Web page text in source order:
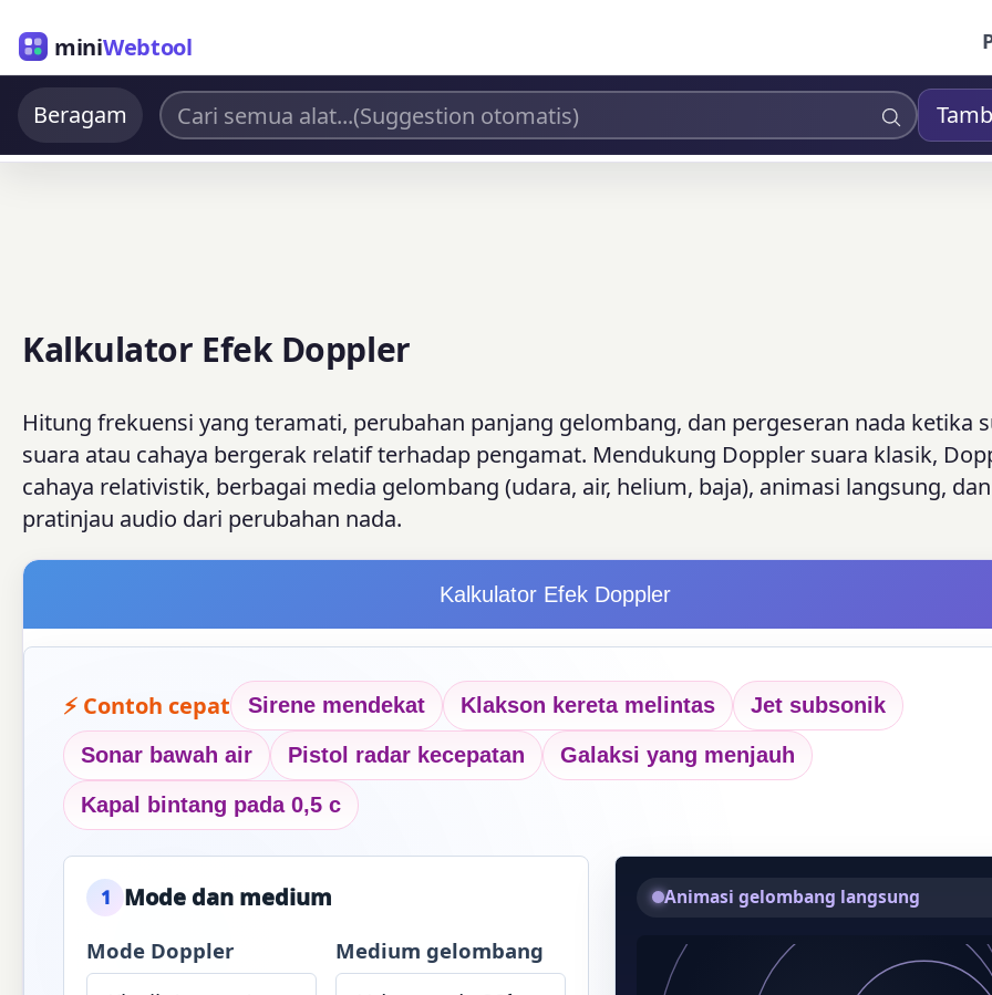
miniWebtool
Beragam
Kalkulator Efek Doppler
Hitung frekuensi yang teramati, perubahan panjang gelombang, dan pergeseran nada ketika
suara atau cahaya bergerak relatif terhadap pengamat. Mendukung Doppler suara klasik,
cahaya relativistik, berbagai media gelombang (udara, air, helium, baja), animasi langsung, dan
pratinjau audio dari perubahan nada.
Kalkulator Efek Doppler
⚡ Contoh cepat Sirene mendekat Klakson kereta melintas Jet subsonik
Sonar bawah air Pistol radar kecepatan Galaksi yang menjauh
Kapal bintang pada 0,5 c
1 Mode dan medium
Mode Doppler Medium gelombang
Animasi gelombang langsung